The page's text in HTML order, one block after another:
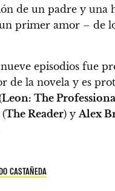
de un padre y una
primer amor – de
episodios fue
de la novela y es
Leon: The
(The Reader) y Alex
CASTAÑEDA